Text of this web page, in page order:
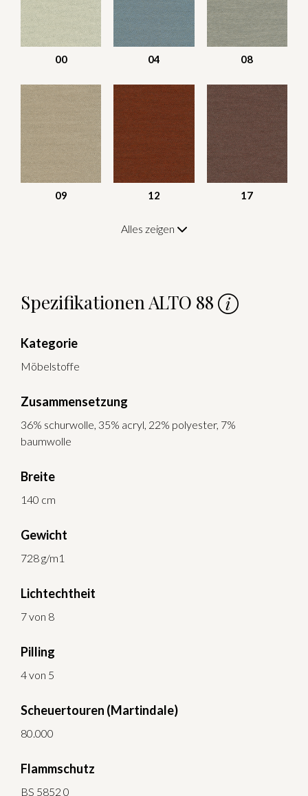
00 04 08
09 12 17
Alles zeigen
Spezifikationen ALTO 88
Kategorie
Möbelstoffe
Zusammensetzung
36% schurwolle, 35% acryl, 22% polyester, 7%
baumwolle
Breite
140 cm
Gewicht
728 g/m1
Lichtechtheit
7 von 8
Pilling
4 von 5
Scheuertouren (Martindale)
80.000
Flammschutz
BS 5852 0